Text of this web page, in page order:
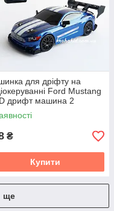
для дріфту на
Ford Mustang
дрифт машина 2
Світло Неонове
Синій
₴
Купити
ще